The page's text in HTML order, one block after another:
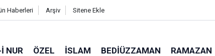
Haberleri Arşiv Sitene Ekle
NUR ÖZEL İSLAM BEDIÜZZAMAN RAMAZAN